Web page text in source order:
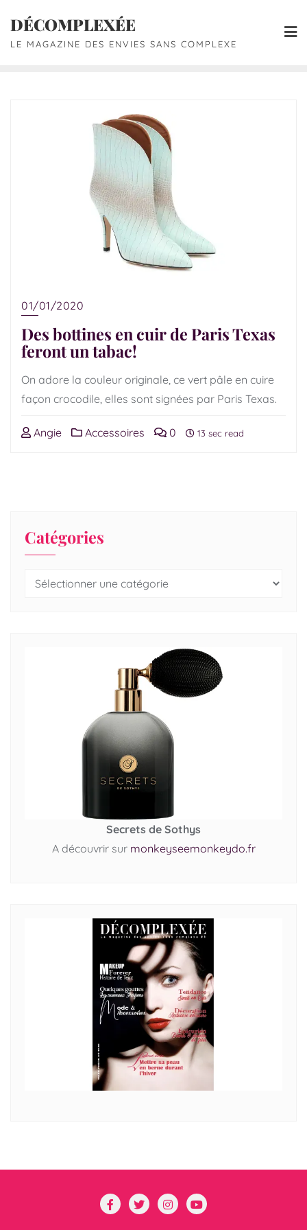
DÉCOMPLEXÉE
LE MAGAZINE DES ENVIES SANS COMPLEXE
01/01/2020
Des bottines en cuir de Paris Texas
feront un tabac!
On adore la couleur originale, ce vert pâle en cuire
façon crocodile, elles sont signées par Paris Texas.
Angie Accessoires 0 13 sec read
Catégories
Secrets de Sothys
A découvrir sur monkeyseemonkeydo.fr